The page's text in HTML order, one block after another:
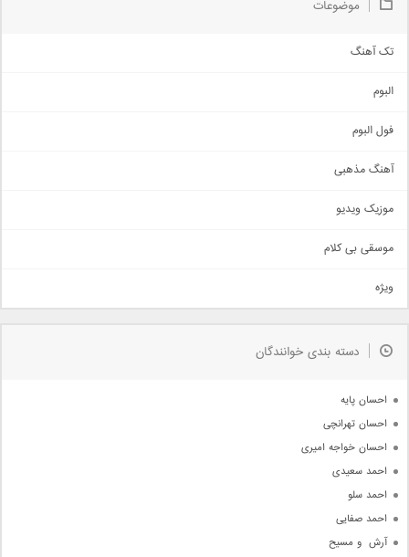
موضوعات
تک آهنگ
اجتماعی
حماسی
سنتی
اهنگ بندرعباسی
دمو
مذهبی
جدیدترین ها
البوم
فول البوم
آهنگ مذهبی
موزیک ویدیو
موسقی بی کلام
ویژه
دسته بندی خوانندگان
احسان پایه
احسان تهرانچی
احسان خواجه امیری
احمد سعیدی
احمد سلو
احمد صفایی
آرش  و مسیح